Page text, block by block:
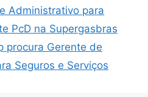
Administrativo para
PcD na Supergasbras
procura Gerente de
Seguros e Serviços